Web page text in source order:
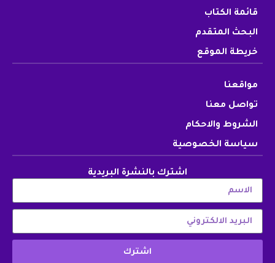
قائمة الكتاب
البحث المتقدم
خريطة الموقع
مواقعنا
تواصل معنا
الشروط والاحكام
سياسة الخصوصية
اشترك بالنشرة البريدية
اشترك